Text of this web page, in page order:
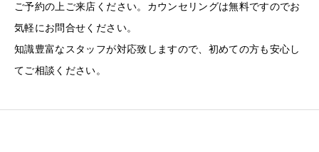
ご予約の上ご来店ください。カウンセリングは無料ですのでお
気軽にお問合せください。
知識豊富なスタッフが対応致しますので、初めての方も安心し
てご相談ください。